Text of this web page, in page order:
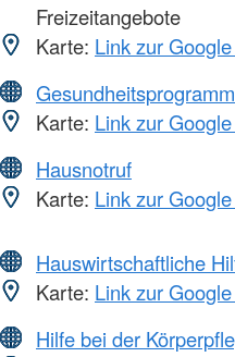
Freizeitangebote
Karte: Link zur
Karte: Link zur
Hausnotruf
Karte: Link zur
Hauswirtschaftliche
Karte: Link zur
Hilfe bei der